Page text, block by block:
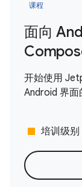
课程
面向
开始使用
Android 界面
stop 培训级别